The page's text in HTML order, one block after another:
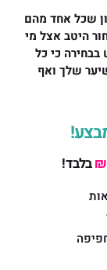
שכל אחד מהם
היטב אצל מי
כי כל
שלך ואף
בלבד!